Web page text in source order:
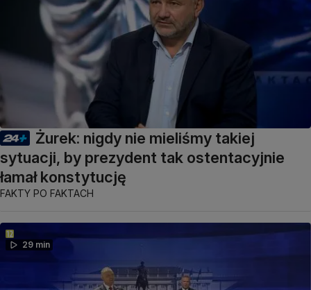
Żurek: nigdy nie mieliśmy takiej
sytuacji, by prezydent tak ostentacyjnie
łamał konstytucję
FAKTY PO FAKTACH
29 min